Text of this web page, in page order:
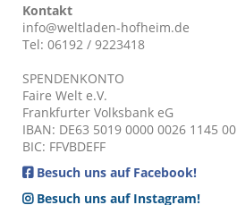
Kontakt
info@weltladen-hofheim.de
Tel: 06192 / 9223418
SPENDENKONTO
Faire Welt e.V.
Frankfurter Volksbank eG
IBAN: DE63 5019 0000 0026 1145 00
BIC: FFVBDEFF
Besuch uns auf Facebook!
Besuch uns auf Instagram!